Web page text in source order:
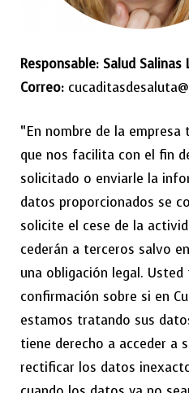
Responsable: Salud Salinas
Correo:
“En nombre de la
que nos facilita con el fin
solicitado o enviarle la
datos proporcionados se
solicite el cese de la
cederán a terceros salvo
una obligación legal.
confirmación sobre si en
estamos tratando sus
tiene derecho a acceder a
rectificar los datos